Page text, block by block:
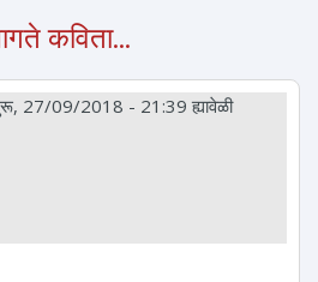
कविता...
27/09/2018 - 21:39 ह्यावेळी